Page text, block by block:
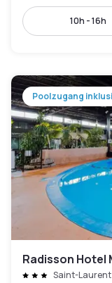
10h - 16h
Poolzugang
Radisson
Saint-Laurent